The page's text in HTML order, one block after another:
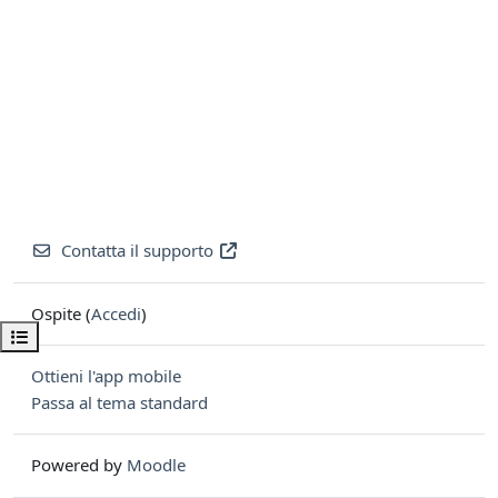
Apri indice del corso
Contatta il supporto
Ospite (Accedi)
Ottieni l'app mobile
Passa al tema standard
Powered by Moodle